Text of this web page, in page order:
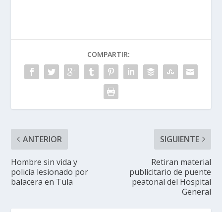
COMPARTIR:
ANTERIOR
Hombre sin vida y
policía lesionado por
balacera en Tula
SIGUIENTE
Retiran material
publicitario de puente
peatonal del Hospital
General